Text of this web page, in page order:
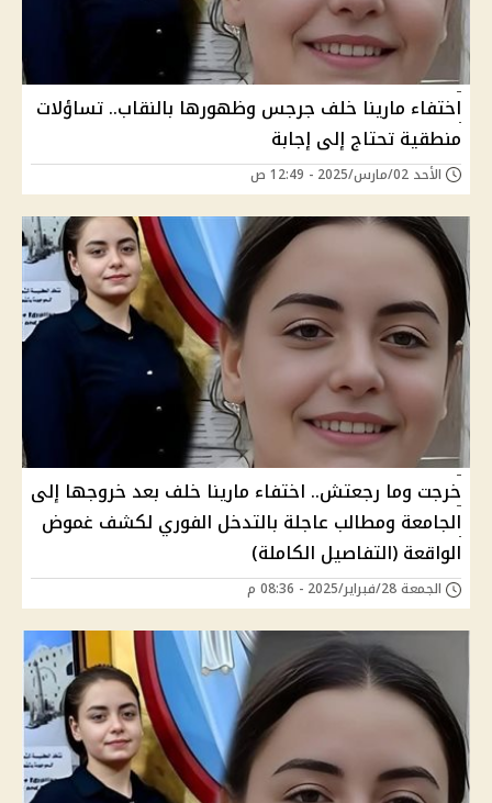
اختفاء مارينا خلف جرجس وظهورها بالنقاب.. تساؤلات
منطقية تحتاج إلى إجابة
الأحد 02/مارس/2025 - 12:49 ص
خرجت وما رجعتش.. اختفاء مارينا خلف بعد خروجها إلى
الجامعة ومطالب عاجلة بالتدخل الفوري لكشف غموض
الواقعة (التفاصيل الكاملة)
الجمعة 28/فبراير/2025 - 08:36 م